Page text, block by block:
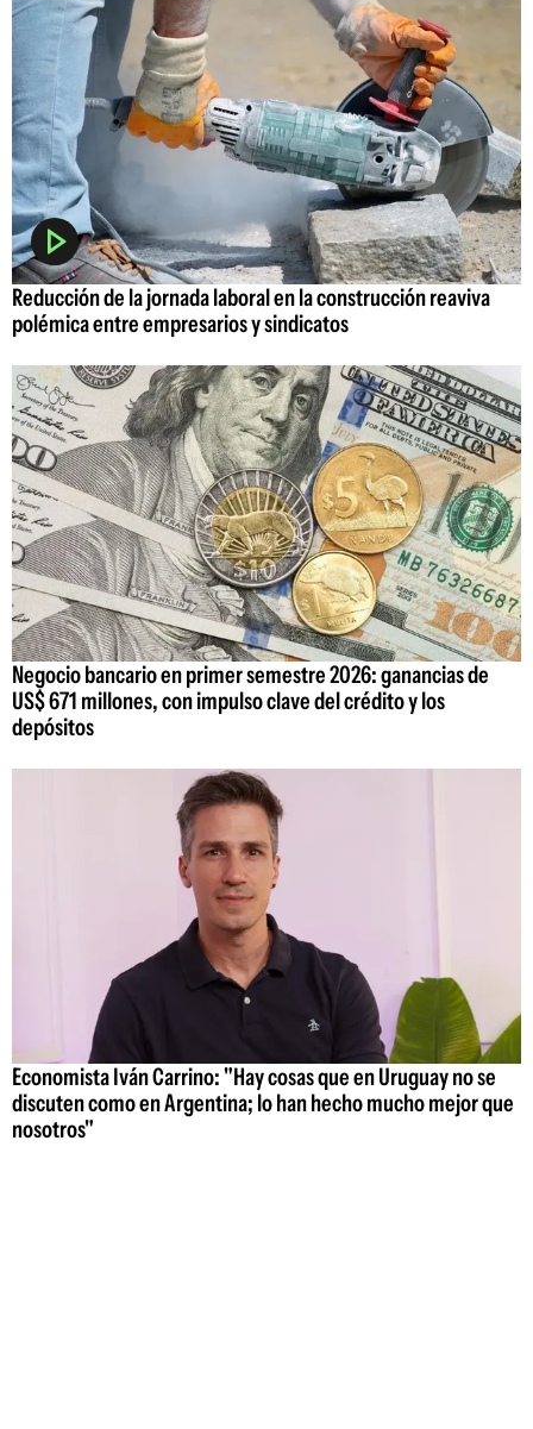
Reducción de la jornada laboral en la construcción reaviva
polémica entre empresarios y sindicatos
Negocio bancario en primer semestre 2026: ganancias de
US$ 671 millones, con impulso clave del crédito y los
depósitos
Economista Iván Carrino: "Hay cosas que en Uruguay no se
discuten como en Argentina; lo han hecho mucho mejor que
nosotros"